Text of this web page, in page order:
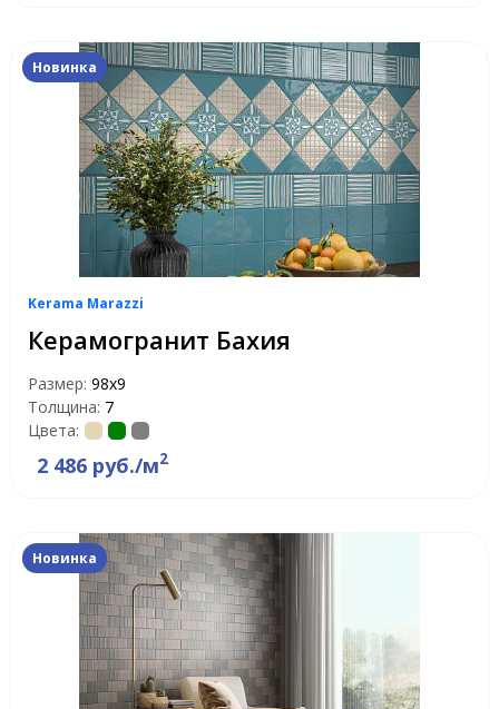
Новинка
Kerama Marazzi
Керамогранит Бахия
Размер: 98x9
Толщина: 7
Цвета:
2 486 руб./м2
Новинка